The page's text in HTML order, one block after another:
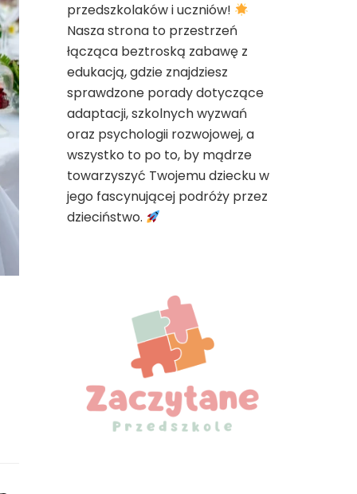
przedszkolaków i uczniów!
Nasza strona to przestrzeń
łącząca beztroską zabawę z
edukacją, gdzie znajdziesz
sprawdzone porady dotyczące
adaptacji, szkolnych wyzwań
oraz psychologii rozwojowej, a
wszystko to po to, by mądrze
towarzyszyć Twojemu dziecku w
jego fascynującej podróży przez
dzieciństwo.